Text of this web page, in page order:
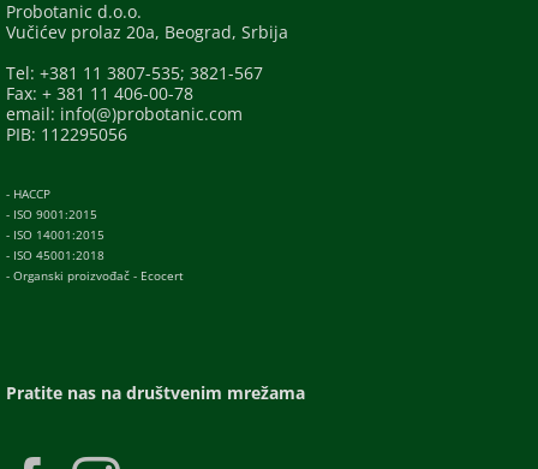
Probotanic d.o.o.
Vučićev prolaz 20a, Beograd, Srbija
Tel: +381 11 3807-535; 3821-567
Fax: + 381 11 406-00-78
email: info(@)probotanic.com
PIB: 112295056
- HACCP
- ISO 9001:2015
- ISO 14001:2015
- ISO 45001:2018
- Organski proizvođač - Ecocert
Pratite nas na društvenim mrežama